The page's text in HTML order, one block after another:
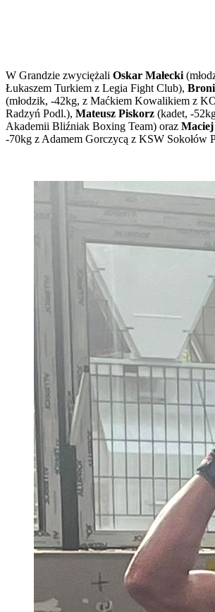
W Grandzie zwyciężali Oskar Małecki
Łukaszem Turkiem z Legia Fight Club),
(młodzik, -42kg, z Maćkiem Kowalikiem z
Radzyń Podl.), Mateusz Piskorz (kadet, -
Akademii Bliźniak Boxing Team) oraz
-70kg z Adamem Gorczycą z KSW Sokołów